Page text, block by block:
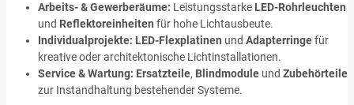
Arbeits- & Gewerberäume: Leistungsstarke LED-Rohrleuchten
und Reflektoreinheiten für hohe Lichtausbeute.
Individualprojekte: LED-Flexplatinen und Adapterringefür
kreative oder architektonische Lichtinstallationen.
Service & Wartung: Ersatzteile, Blindmodule und Zubehörteile
zur Instandhaltung bestehender Systeme.